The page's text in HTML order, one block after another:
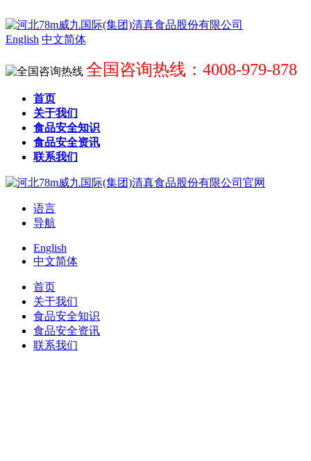
English 中文简体
全国咨询热线：4008-979-878
首页
关于我们
食品安全知识
食品安全资讯
联系我们
语言
导航
English
中文简体
首页
关于我们
食品安全知识
食品安全资讯
联系我们